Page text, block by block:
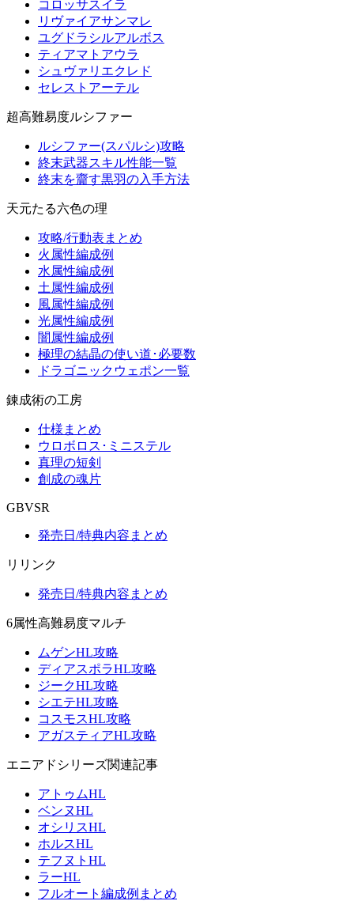
コロッサスイラ
リヴァイアサンマレ
ユグドラシルアルボス
ティアマトアウラ
シュヴァリエクレド
セレストアーテル
超高難易度ルシファー
ルシファー(スパルシ)攻略
終末武器スキル性能一覧
終末を齎す黒羽の入手方法
天元たる六色の理
攻略/行動表まとめ
火属性編成例
水属性編成例
土属性編成例
風属性編成例
光属性編成例
闇属性編成例
極理の結晶の使い道･必要数
ドラゴニックウェポン一覧
錬成術の工房
仕様まとめ
ウロボロス･ミニステル
真理の短剣
創成の魂片
GBVSR
発売日/特典内容まとめ
リリンク
発売日/特典内容まとめ
6属性高難易度マルチ
ムゲンHL攻略
ディアスポラHL攻略
ジークHL攻略
シエテHL攻略
コスモスHL攻略
アガスティアHL攻略
エニアドシリーズ関連記事
アトゥムHL
ベンヌHL
オシリスHL
ホルスHL
テフヌトHL
ラーHL
フルオート編成例まとめ